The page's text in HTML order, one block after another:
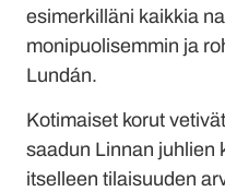
esimerkilläni kaikkia
monipuolisemmin ja
Lundán.
Kotimaiset korut
saadun Linnan juhlien
itselleen tilaisuuden